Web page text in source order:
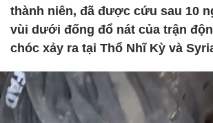
thành niên, đã được cứu sau 10
vùi dưới đống đổ nát của trận
chóc xảy ra tại Thổ Nhĩ Kỳ và